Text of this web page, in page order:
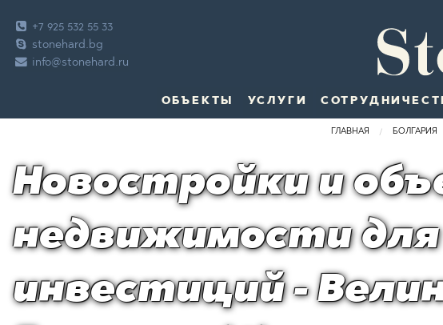
+7 925 532 55 33
stonehard.bg
info@stonehard.ru
ОБЪЕКТЫ УСЛУГИ
ГЛАВНАЯ БОЛГАРИЯ
Новостройки и
недвижимости для
инвестиций -